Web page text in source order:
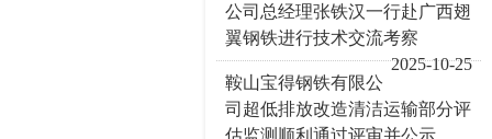
公司总经理张铁汉一行赴广西翅
翼钢铁进行技术交流考察
2025-10-25
鞍山宝得钢铁有限公
司超低排放改造清洁运输部分评
估监测顺利通过评审并公示